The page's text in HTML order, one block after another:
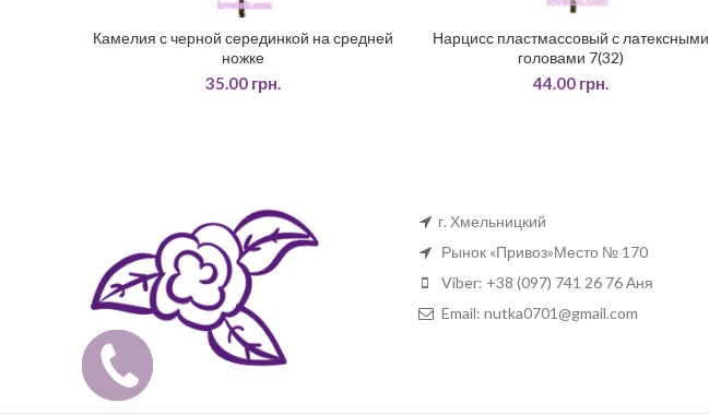
ЧИТАТИ ДАЛІ
Камелия с черной серединкой на средней
ножке
35.00 грн.
ДОДАТИ У КОШИК
Нарцисс пластмассовый с латексными
головами 7(32)
44.00 грн.
г. Хмельницкий
Рынок «Привоз»Место № 170
Viber: +38 (097) 741 26 76 Аня
Email: nutka0701@gmail.com
Замовити
дзвінок